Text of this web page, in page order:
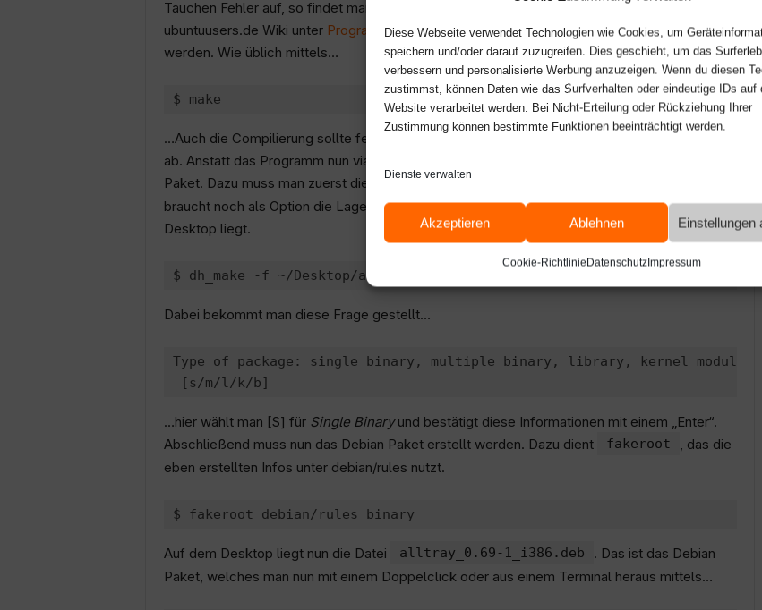
Diese Webseite verwendet Technologien wie Cookies, um
speichern und/oder darauf zuzugreifen. Dies geschieht, um das
verbessern und personalisierte Werbung anzuzeigen. Wenn du diesen
zustimmst, können Daten wie das Surfverhalten oder eindeutige IDs auf
Website verarbeitet werden. Bei Nicht-Erteilung oder Rückziehung Ihrer
Zustimmung können bestimmte Funktionen beeinträchtigt werden.
Dienste verwalten
Akzeptieren Ablehnen Einstellungen
Cookie-RichtlinieDatenschutzImpressum
Tauchen Fehler auf, so findet man Beispiele, wie man solche Fehler interpretiert im
ubuntuusers.de Wiki unter Programme compilieren. Nun kann das Programm compiliert
werden. Wie üblich mittels…
…Auch die Compilierung sollte fehlerfrei durchlaufen. Nun weicht man etwas vom Dreischritt
ab. Anstatt das Programm nun via „make install“ zu installieren, erzeugt man ein Debian
Paket. Dazu muss man zuerst die Paketinformationen mittels
braucht noch als Option die Lage des Archivs mit dem Quellcode, da ja noch auf dem
Desktop liegt.
Dabei bekommt man diese Frage gestellt…
Type of package: single binary, multiple binary, library, kernel module or
…hier wählt man [S] für Single Binaryund bestätigt diese Informationen mit einem „Enter“.
Abschließend muss nun das Debian Paket erstellt werden. Dazu dient
fakeroot
, das die
eben erstellten Infos unter debian/rules nutzt.
Auf dem Desktop liegt nun die Datei alltray_0.69-1_i386.deb
. Das ist das Debian
Paket, welches man nun mit einem Doppelclick oder aus einem Terminal heraus mittels…